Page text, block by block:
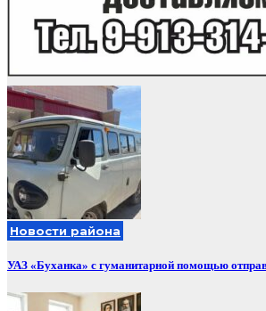
Новости района
УАЗ «Буханка» с гуманитарной помощью